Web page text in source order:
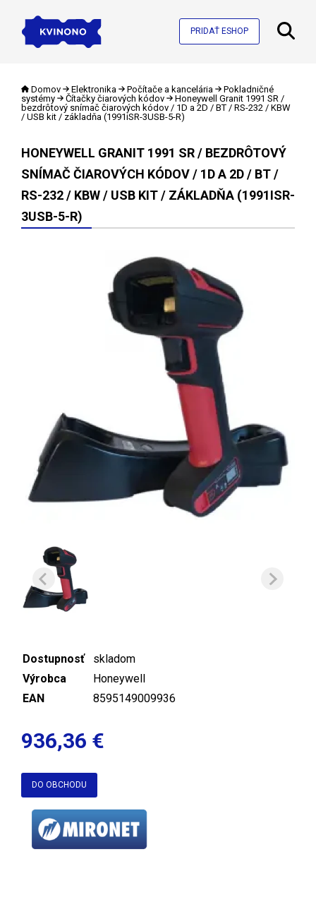
PRIDAŤ ESHOP
Domov Elektronika Počítače a kancelária
Pokladničné
systémy
Čítačky čiarových kódov
Honeywell Granit 1991 SR /
bezdrôtový snímač čiarových kódov / 1D a 2D / BT / RS-232 / KBW
/ USB kit / základňa (1991iSR-3USB-5-R)
HONEYWELL GRANIT 1991 SR / BEZDRÔTOVÝ
SNÍMAČ ČIAROVÝCH KÓDOV / 1D A 2D / BT /
RS-232 / KBW / USB KIT / ZÁKLADŇA (1991ISR-
3USB-5-R)
Dostupnosť
skladom
Výrobca
Honeywell
EAN
8595149009936
936,36 €
DO OBCHODU